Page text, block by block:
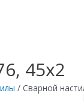
45х2
/ Сварной